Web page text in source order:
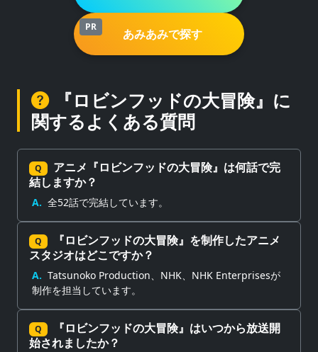
PR あみあみで探す
『ロビンフッドの大冒険』に
関するよくある質問
Q
アニメ『ロビンフッドの大冒険』は何話で完
結しますか？
A. 全52話で完結しています。
Q
『ロビンフッドの大冒険』を制作したアニメ
スタジオはどこですか？
A. Tatsunoko Production、NHK、NHK Enterprisesが
制作を担当しています。
Q
『ロビンフッドの大冒険』はいつから放送開
始されましたか？